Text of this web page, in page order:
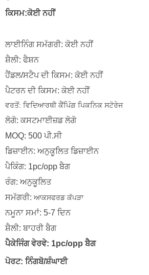
ਕਿਸਮ:ਕੋਈ ਨਹੀਂ
ਲਾਈਨਿੰਗ ਸਮੱਗਰੀ: ਕੋਈ ਨਹੀਂ
ਸ਼ੈਲੀ: ਫੈਸ਼ਨ
ਹੈਂਡਲ/ਸਟੈਪ ਦੀ ਕਿਸਮ: ਕੋਈ ਨਹੀਂ
ਪੈਟਰਨ ਦੀ ਕਿਸਮ: ਕੋਈ ਨਹੀਂ
ਵਰਤੋਂ: ਵਿਦਿਆਰਥੀ ਕੈਂਪਿੰਗ ਪਿਕਨਿਕ ਸਟੋਰੇਜ
ਲੋਗੋ: ਕਸਟਮਾਈਜ਼ਡ ਲੋਗੋ
MOQ: 500 ਪੀ.ਸੀ
ਡਿਜ਼ਾਈਨ: ਅਨੁਕੂਲਿਤ ਡਿਜ਼ਾਈਨ
ਪੈਕਿੰਗ: 1pc/opp ਬੈਗ
ਰੰਗ: ਅਨੁਕੂਲਿਤ
ਸਮੱਗਰੀ: ਆਕਸਫਰਡ ਕੱਪੜਾ
ਨਮੂਨਾ ਸਮਾਂ: 5-7 ਦਿਨ
ਸ਼ੈਲੀ: ਬਾਹਰੀ ਬੈਗ
ਪੈਕੇਜਿੰਗ ਵੇਰਵੇ: 1pc/opp ਬੈਗ
ਪੋਰਟ: ਨਿੰਗਬੋ/ਸ਼ੰਘਾਈ